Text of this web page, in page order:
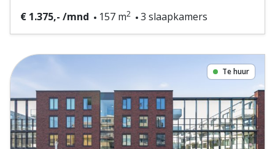
€ 1.375,- /mnd 157 m2 3 slaapkamers
Te huur